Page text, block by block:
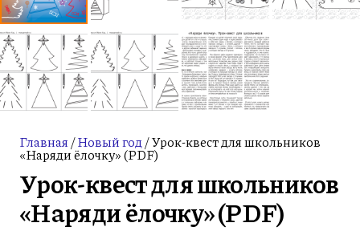
Главная/Новый год/ Урок-квест для школьников
«Наряди ёлочку» (PDF)
Урок-квест для школьников
«Наряди ёлочку» (PDF)